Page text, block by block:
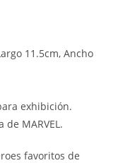
11.5cm, Ancho
exhibición.
MARVEL.
favoritos de